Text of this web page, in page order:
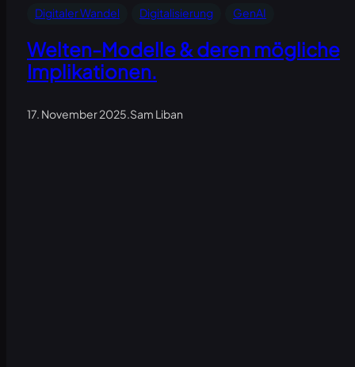
Digitaler Wandel Digitalisierung GenAI
Welten-Modelle & deren mögliche
Implikationen.
17. November 2025.Sam Liban